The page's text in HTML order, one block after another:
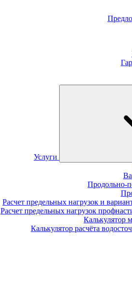
Услуги
Продольно-
Расчет предельных нагрузок и
Расчет предельных нагрузок
Калькулятор
Калькулятор расчёта